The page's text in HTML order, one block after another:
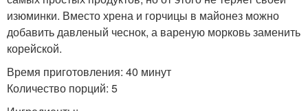
изюминки. Вместо хрена и горчицы в майонез можно
добавить давленый чеснок, а вареную морковь заменить
корейской.
Время приготовления: 40 минут
Количество порций: 5